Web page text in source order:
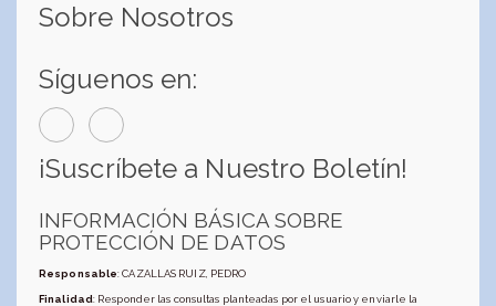
Sobre Nosotros
Síguenos en:
¡Suscríbete a Nuestro Boletín!
INFORMACIÓN BÁSICA SOBRE
PROTECCIÓN DE DATOS
Responsable: CAZALLAS RUIZ, PEDRO
Finalidad: Responder las consultas planteadas por el usuario y enviarle la